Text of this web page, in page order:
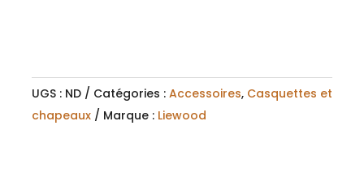
UGS : ND Catégories : Accessoires, Casquettes et
chapeaux
Marque : Liewood